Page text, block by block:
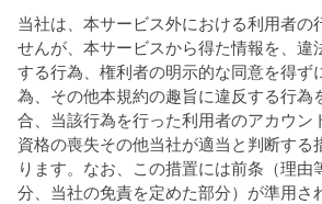
当社は、本サービス外における利用者の
せんが、本サービスから得た情報を、違
する行為、権利者の明示的な同意を得ず
為、その他本規約の趣旨に違反する行為
合、当該行為を行った利用者のアカウン
資格の喪失その他当社が適当と判断する
ります。なお、この措置には前条（理由
分、当社の免責を定めた部分）が準用さ